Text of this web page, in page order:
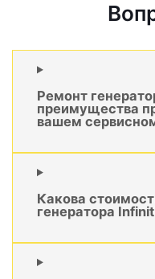
Ремонт
преимущества
вашем
Какова
генератора